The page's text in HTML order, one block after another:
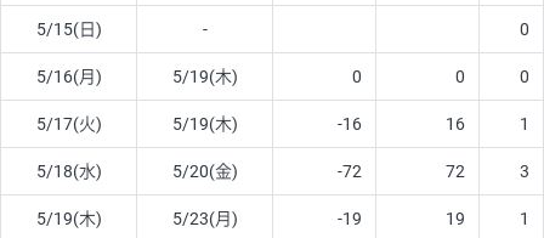
5/15(日) - 0
5/16(月) 5/19(木) 0 0 0
5/17(火) 5/19(木) -16 16 1
5/18(水) 5/20(金) -72 72 3
5/19(木) 5/23(月) -19 19 1